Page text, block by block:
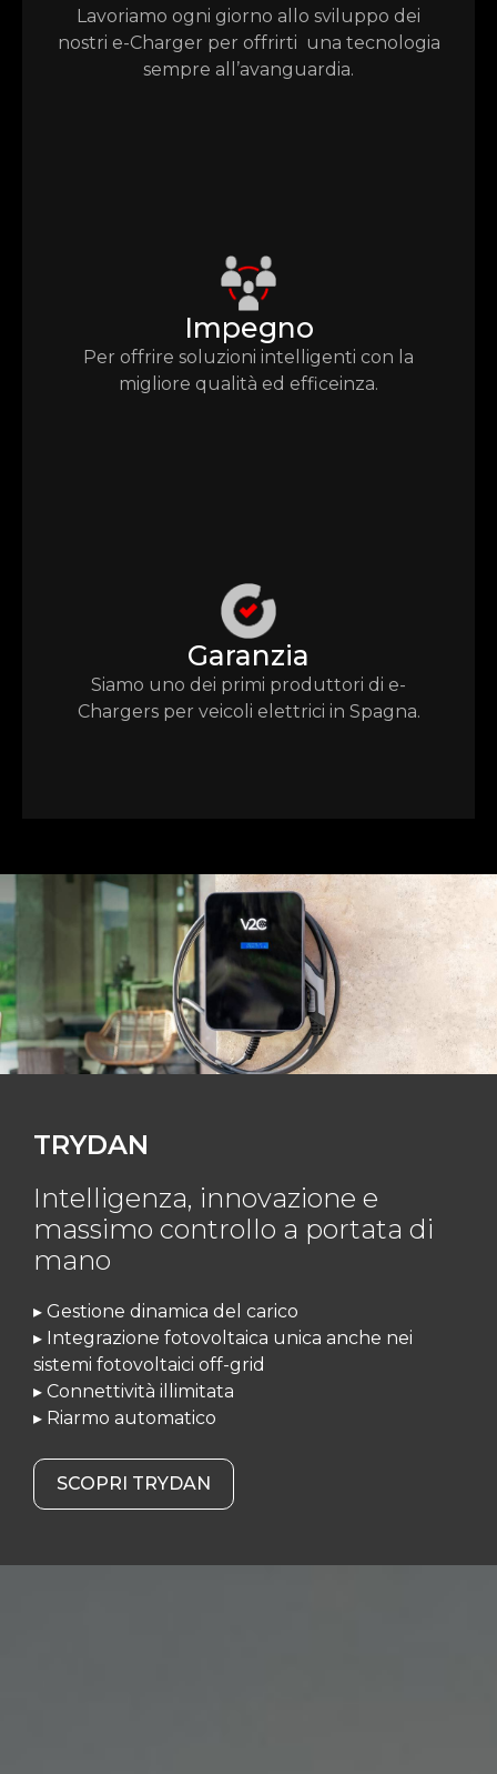
Lavoriamo ogni giorno allo sviluppo dei
nostri e-Charger per offrirti una tecnologia
sempre all’avanguardia.
Impegno
Per offrire soluzioni intelligenti con la
migliore qualità ed efficeinza.
Garanzia
Siamo uno dei primi produttori di e-
Chargers per veicoli elettrici in Spagna.
TRYDAN
Intelligenza, innovazione e
massimo controllo a portata di
mano
▸ Gestione dinamica del carico
▸ Integrazione fotovoltaica unica anche nei
sistemi fotovoltaici off-grid
▸ Connettività illimitata
▸ Riarmo automatico
SCOPRI TRYDAN